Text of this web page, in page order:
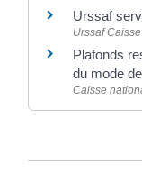
Urssaf
Urssaf
Plafonds
du mode
Caisse